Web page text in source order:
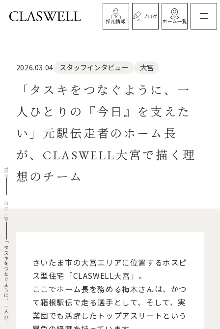
採用情報
ブログ
ホーム一覧
2026.03.04 スタッフインタビュー 大宮
「タスキをつなぐように、一
人ひとりの『今日』を支えた
い」元駅伝走者のホーム長
が、CLASWELL大宮で描く理
想のチーム
TOP
ブログ一覧
とム
さいたま市の大宮エリアに位置するホスピ
ス型住宅「CLASWELL大宮」。
ここでホーム長を務める梅木さんは、かつ
て箱根駅伝で走る選手として、そして、実
業団でも活躍したトップアスリートという